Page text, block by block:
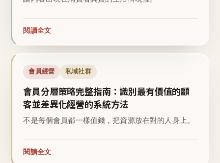
閱讀全文
會員經營 私域社群
會員分層策略完整指南：識別最有價值的顧
客並差異化經營的系統方法
不是每個會員都一樣值錢，把資源放在對的人身上。
閱讀全文